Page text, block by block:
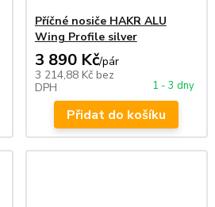
Příčné nosiče HAKR ALU
Wing Profile silver
3 890 Kč/pár
3 214,88 Kč bez
DPH
1 - 3 dny
Přidat do košíku